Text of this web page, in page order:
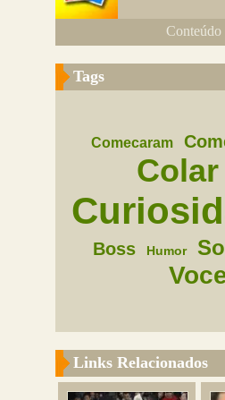
Tags
Comecaram
Colar
Boss Humor So
Links Relacionados